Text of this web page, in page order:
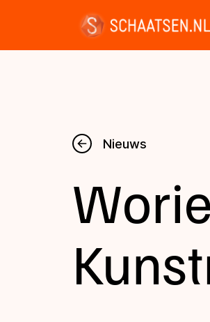
Nieuws
Kalender
Uitslagen
Nieuws